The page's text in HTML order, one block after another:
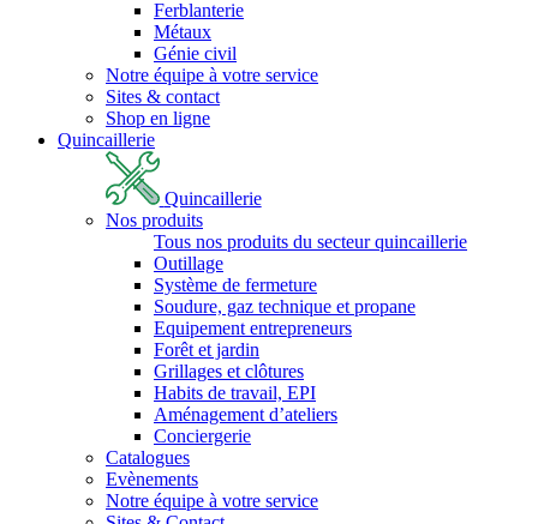
Ferblanterie
Métaux
Génie civil
Notre équipe à votre service
Sites & contact
Shop en ligne
Quincaillerie
Quincaillerie
Nos produits
Tous nos produits du secteur quincaillerie
Outillage
Système de fermeture
Soudure, gaz technique et propane
Equipement entrepreneurs
Forêt et jardin
Grillages et clôtures
Habits de travail, EPI
Aménagement d’ateliers
Conciergerie
Catalogues
Evènements
Notre équipe à votre service